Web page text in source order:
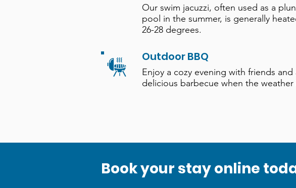
Our swim jacuzzi, often used as a
pool in the summer, is generally
26-28 degrees.
Outdoor BBQ
Enjoy a cozy evening with friends and
delicious barbecue when the weather
Book your stay online